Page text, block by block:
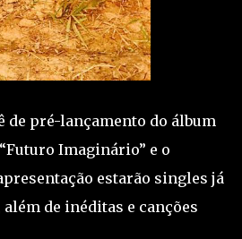
de pré-lançamento do álbum
Imaginário” e o
estarão singles já
além de inéditas e canções